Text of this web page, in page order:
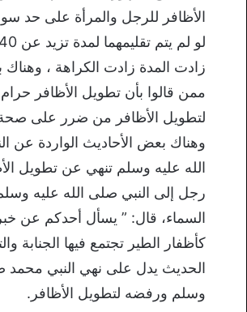
الأظافر للرجل والمرأة على حد
زادت المدة زادت الكراهة ،
ممن قالوا بأن تطويل الأظافر
لتطويل الأظافر من ضرر على
وهناك بعض الأحاديث الواردة عن
الله عليه وسلم تنهي عن تطويل
رجل إلى النبي صلى الله عليه
السماء، قال: ” يسأل أحدكم عن
كأظفار الطير تجتمع فيها الجنابة
الحديث يدل على نهي النبي محمد
وسلم ورفضه لتطويل الأظافر.